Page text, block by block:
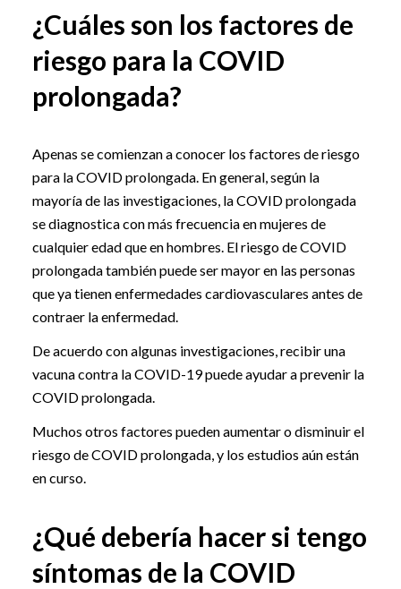
¿Cuáles son los factores de
riesgo para la COVID
prolongada?
Apenas se comienzan a conocer los factores de riesgo
para la COVID prolongada. En general, según la
mayoría de las investigaciones, la COVID prolongada
se diagnostica con más frecuencia en mujeres de
cualquier edad que en hombres. El riesgo de COVID
prolongada también puede ser mayor en las personas
que ya tienen enfermedades cardiovasculares antes de
contraer la enfermedad.
De acuerdo con algunas investigaciones, recibir una
vacuna contra la COVID-19 puede ayudar a prevenir la
COVID prolongada.
Muchos otros factores pueden aumentar o disminuir el
riesgo de COVID prolongada, y los estudios aún están
en curso.
¿Qué debería hacer si tengo
síntomas de la COVID